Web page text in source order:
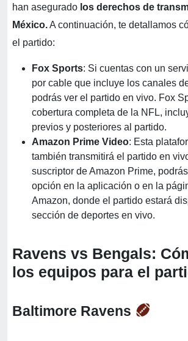
han asegurado los derechos de
México.A continuación, te detallamos
el partido:
Fox Sports: Si cuentas con un
por cable que incluye los canales
podrás ver el partido en vivo. Fox
cobertura completa de la NFL,
previos y posteriores al partido.
Amazon Prime Video: Esta
también transmitirá el partido en
suscriptor de Amazon Prime,
opción en la aplicación o en la
Amazon, donde el partido estará
sección de deportes en vivo.
Ravens vs Bengals:
los equipos para el
Baltimore Ravens